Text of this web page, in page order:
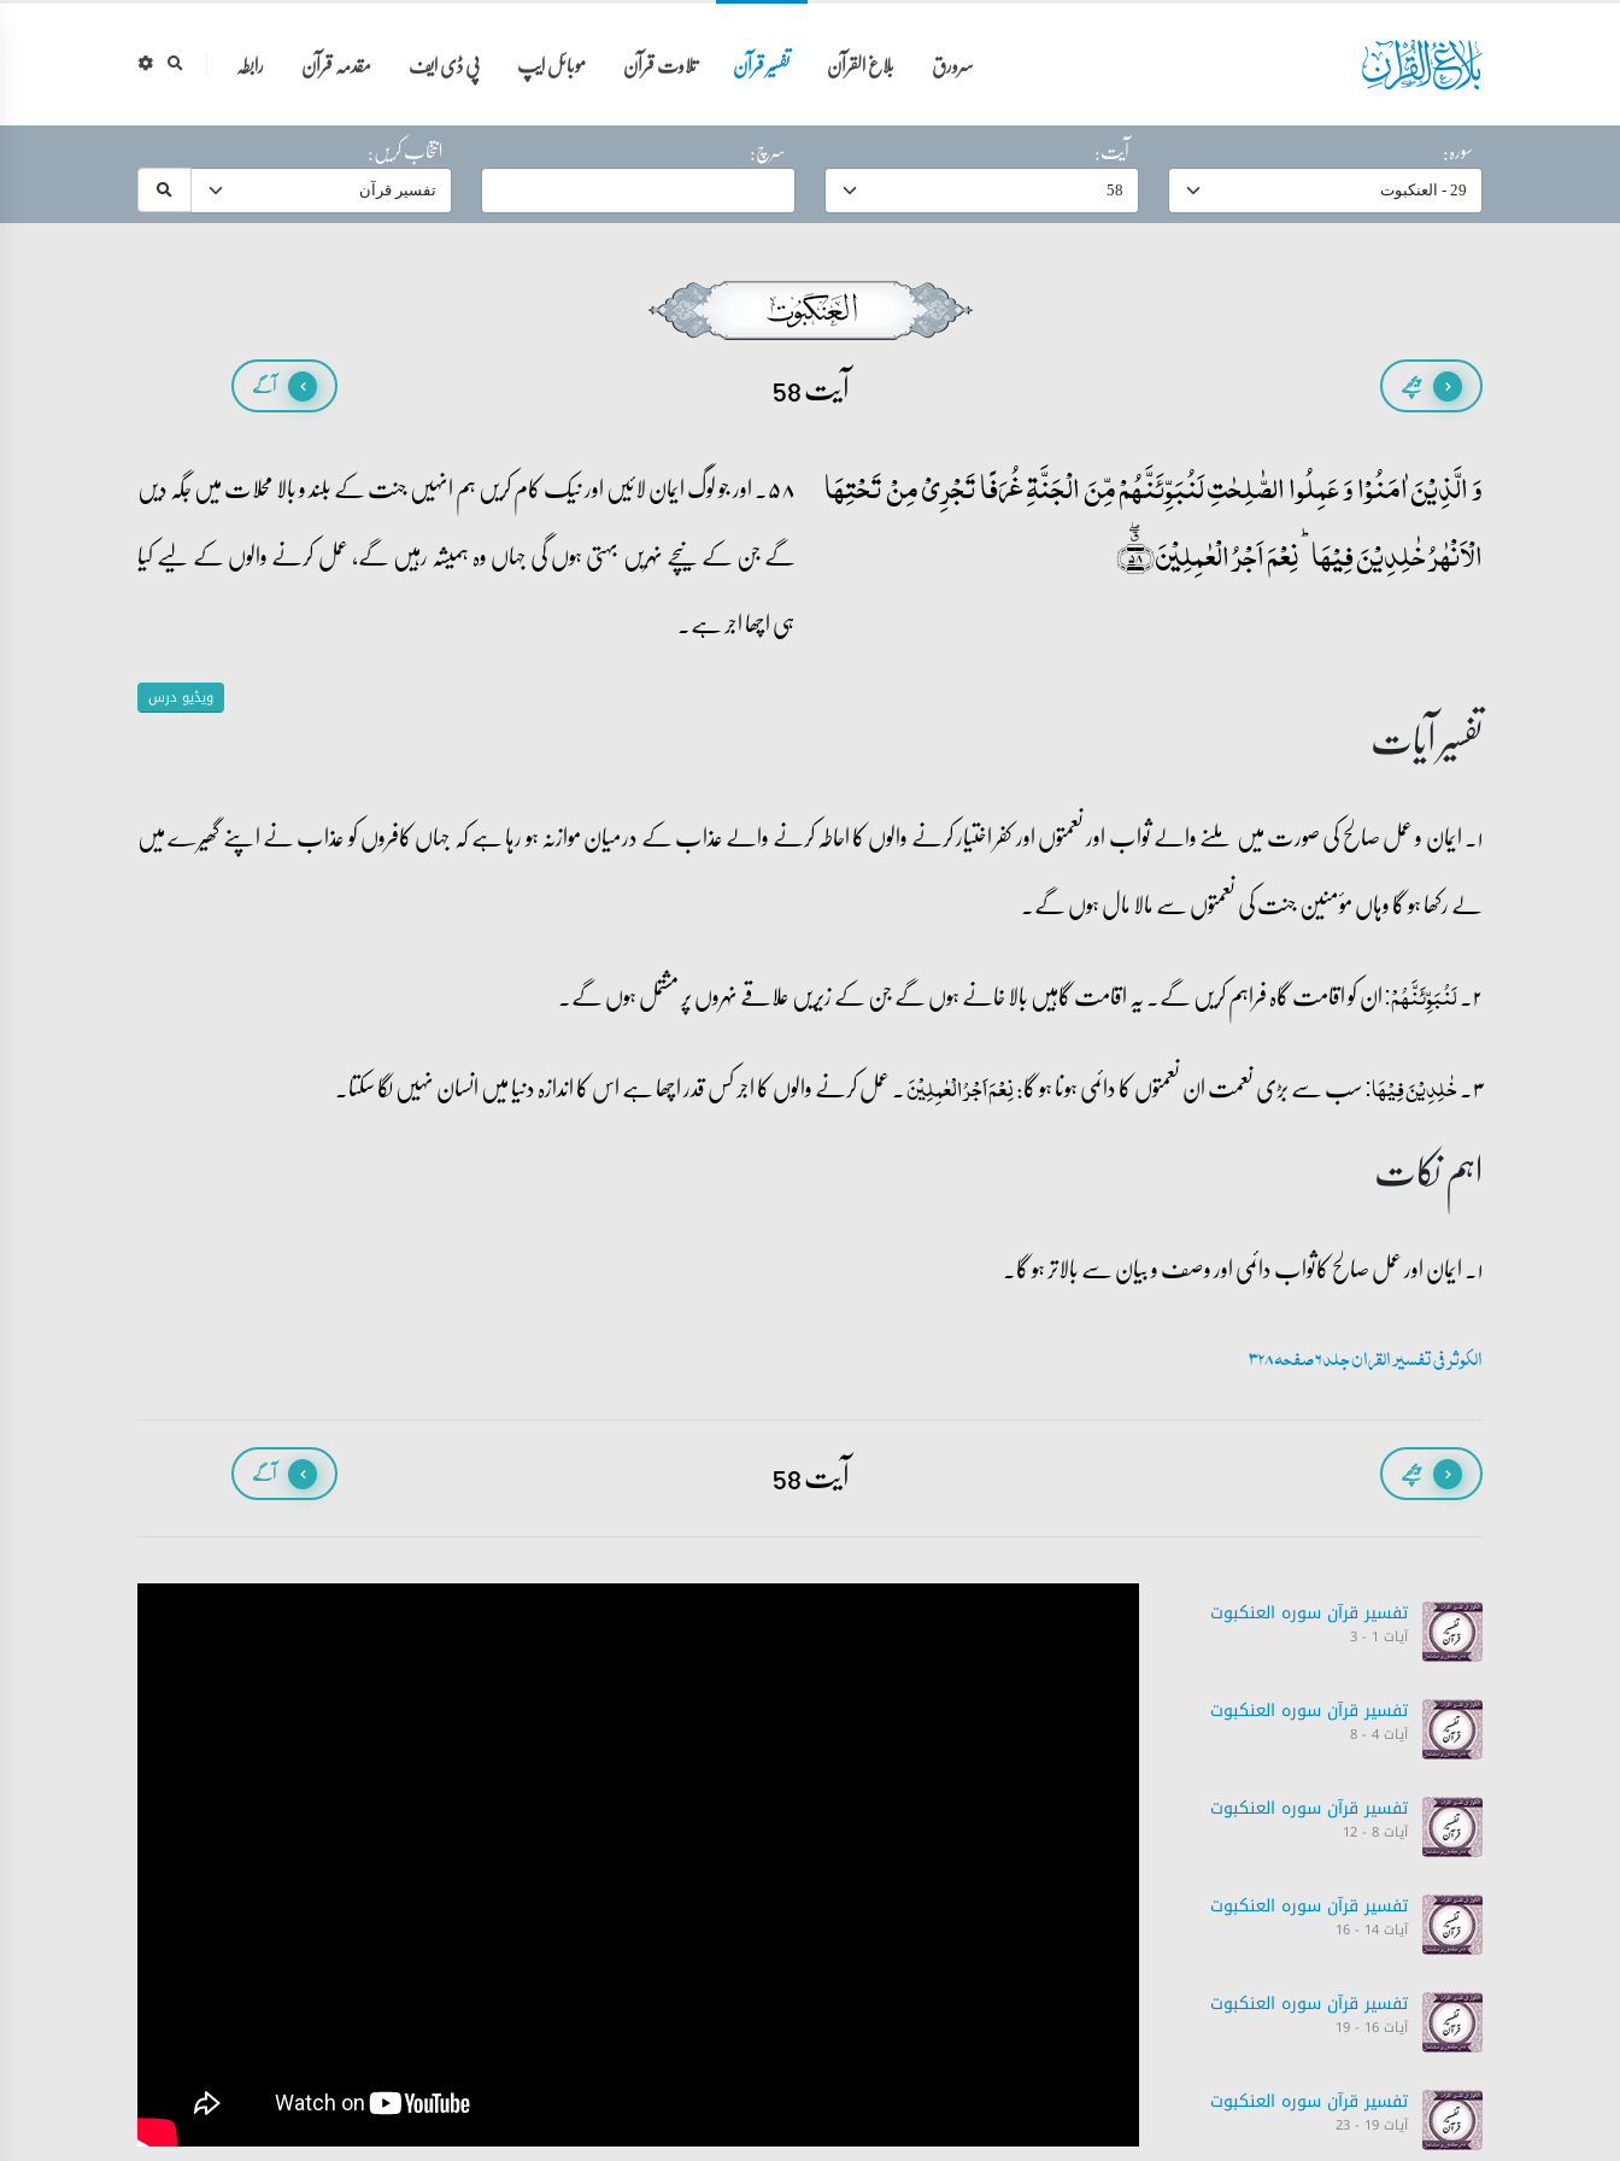
سرورق بلاغ القرآن تفسیر قرآن تلاوت قرآن موبائل ایپ پی ڈی ایف مقدمہ قرآن
رابطہ
سورہ:
آیت: سرچ: انتخاب کریں:
پیچھے آیت 58 آگے
وَ الَّذِیۡنَ اٰمَنُوۡا وَ عَمِلُوا الصّٰلِحٰتِ لَنُبَوِّئَنَّہُمۡ مِّنَ الۡجَنَّۃِ غُرَفًا تَجۡرِیۡ مِنۡ تَحۡتِہَا
الۡاَنۡہٰرُ خٰلِدِیۡنَ فِیۡہَا ؕ نِعۡمَ اَجۡرُ الۡعٰمِلِیۡنَ﴿٭ۖ۵۸﴾
۵۸۔ اور جو لوگ ایمان لائیں اور نیک کام کریں ہم انہیں جنت کے بلند و بالا محلات میں جگہ دیں
گے جن کے نیچے نہریں بہتی ہوں گی جہاں وہ ہمیشہ رہیں گے، عمل کرنے والوں کے لیے کیا
ہی اچھا اجر ہے۔
ویڈیو درس تفسیر آیات
۱۔ ایمان و عمل صالح کی صورت میں ملنے والے ثواب اور نعمتوں اور کفر اختیار کرنے والوں کا احاطہ کرنے والے عذاب کے درمیان موازنہ ہو رہا ہے کہ جہاں کافروں کو عذاب نے اپنے گھیرے میں
لے رکھا ہو گا وہاں مؤمنین جنت کی نعمتوں سے مالا مال ہوں گے۔
۲۔ لَنُبَوِّئَنَّہُمۡ:ان کو اقامت گاہ فراہم کریں گے۔ یہ اقامت گاہیں بالا خانے ہوں گے جن کے زیریں علاقے نہروں پر مشتمل ہوں گے۔
۳۔ خٰلِدِیۡنَ فِیۡہَا:سب سے بڑی نعمت ان نعمتوں کا دائمی ہونا ہو گا:نِعۡمَ اَجۡرُ الۡعٰمِلِیۡنَ۔ عمل کرنے والوں کا اجر کس قدر اچھا ہے اس کا اندازہ دنیا میں انسان نہیں لگا سکتا۔
اہم نکات
۱۔ ایمان اور عمل صالح کاثواب دائمی اور وصف و بیان سے بالاتر ہو گا۔
الکوثر فی تفسیر القران جلد 6 صفحہ 328
پیچھے آیت 58 آگے
تفسیر قرآن سورہ ‎العنكبوت‎
آیات 1 - 3
تفسیر قرآن سورہ ‎العنكبوت‎
آیات 4 - 8
تفسیر قرآن سورہ ‎العنكبوت‎
آیات 8 - 12
تفسیر قرآن سورہ ‎العنكبوت‎
آیات 14 - 16
تفسیر قرآن سورہ ‎العنكبوت‎
آیات 16 - 19
تفسیر قرآن سورہ ‎العنكبوت‎
آیات 19 - 23